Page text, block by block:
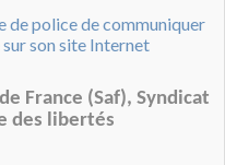
France (Saf), Syndicat
des libertés